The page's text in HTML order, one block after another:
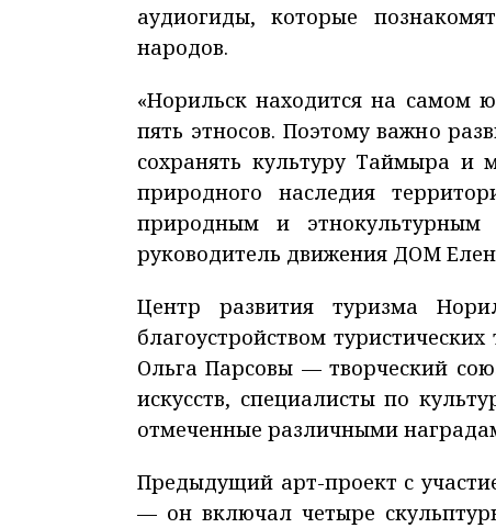
аудиогиды, которые
народов.
«Норильск находится на самом
пять этносов. Поэтому важно
сохранять культуру Таймыра и
природного наследия
природным и этнокультурным
руководитель движения ДОМ
Центр развития туризма
благоустройством
Ольга Парсовы — творческий
искусств, специалисты по
отмеченные различными
Предыдущий арт-проект с
— он включал четыре